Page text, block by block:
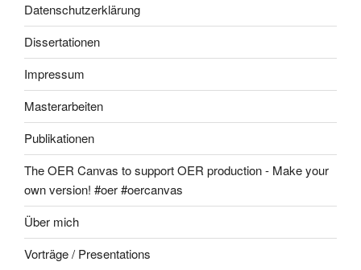
Datenschutzerklärung
Dissertationen
Impressum
Masterarbeiten
Publikationen
The OER Canvas to support OER production - Make your
own version! #oer #oercanvas
Über mich
Vorträge / Presentations